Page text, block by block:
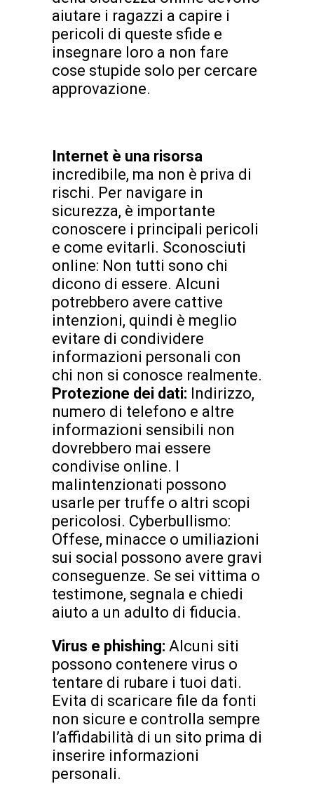
aiutare i ragazzi a capire i
pericoli di queste sfide e
insegnare loro a non fare
cose stupide solo per cercare
approvazione.
Internet è una risorsa
incredibile, ma non è priva di
rischi. Per navigare in
sicurezza, è importante
conoscere i principali pericoli
e come evitarli. Sconosciuti
online: Non tutti sono chi
dicono di essere. Alcuni
potrebbero avere cattive
intenzioni, quindi è meglio
evitare di condividere
informazioni personali con
chi non si conosce realmente.
Protezione dei dati: Indirizzo,
numero di telefono e altre
informazioni sensibili non
dovrebbero mai essere
condivise online. I
malintenzionati possono
usarle per truffe o altri scopi
pericolosi. Cyberbullismo:
Offese, minacce o umiliazioni
sui social possono avere gravi
conseguenze. Se sei vittima o
testimone, segnala e chiedi
aiuto a un adulto di fiducia.
Virus e phishing: Alcuni siti
possono contenere virus o
tentare di rubare i tuoi dati.
Evita di scaricare file da fonti
non sicure e controlla sempre
l’affidabilità di un sito prima di
inserire informazioni
personali.